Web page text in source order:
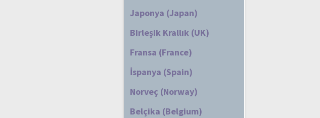
Japonya (Japan)
Birleşik Krallık (UK)
Fransa (France)
İspanya (Spain)
Norveç (Norway)
Belçika (Belgium)